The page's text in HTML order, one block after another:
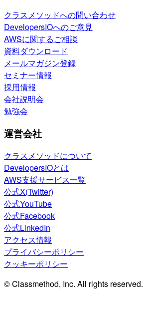
クラスメソッドへの問い合わせ
DevelopersIOへのご意見
AWSに関するご相談
資料ダウンロード
メールマガジン登録
セミナー情報
採用情報
会社説明会
勉強会
運営会社
クラスメソッドについて
DevelopersIOとは
AWS支援サービス一覧
公式X(Twitter)
公式YouTube
公式Facebook
公式LinkedIn
アクセス情報
プライバシーポリシー
クッキーポリシー
© Classmethod, Inc. All rights reserved.